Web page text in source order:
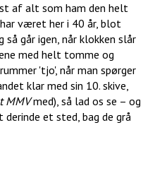
af alt som ham den helt
været her i 40 år, blot
går igen, når klokken slår
med helt tomme og
'tjo', når man spørger
klar med sin 10. skive,
MMVmed), så lad os se – og
et sted, bag de grå